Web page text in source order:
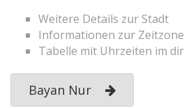
Weitere Details zur Stadt
Informationen zur Zeitzone
Tabelle mit Uhrzeiten im
Bayan Nur